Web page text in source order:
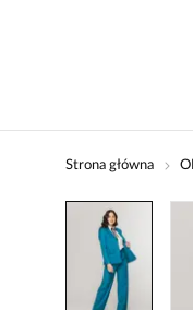
Strona główna